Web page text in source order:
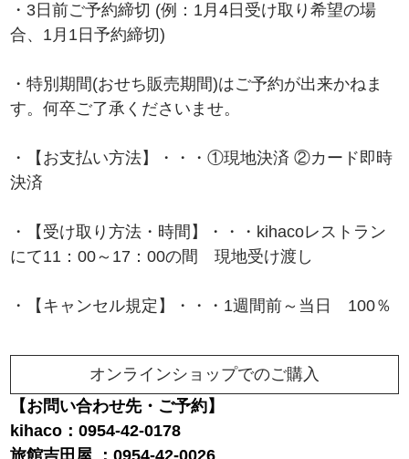
・3日前ご予約締切 (例：1月4日受け取り希望の場
合、1月1日予約締切)
・特別期間(おせち販売期間)はご予約が出来かねま
す。何卒ご了承くださいませ。
・【お支払い方法】・・・①現地決済 ②カード即時
決済
・【受け取り方法・時間】・・・kihacoレストラン
にて11：00～17：00の間 現地受け渡し
・【キャンセル規定】・・・1週間前～当日 100％
オンラインショップでのご購入
【お問い合わせ先・ご予約】
kihaco：0954-42-0178
旅館吉田屋 ：0954-42-0026